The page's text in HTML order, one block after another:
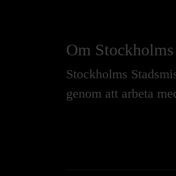
Om
Stockholms
genom att arbeta